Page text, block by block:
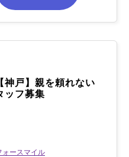
神戸】親を頼れない
ッフ募集
ォースマイル